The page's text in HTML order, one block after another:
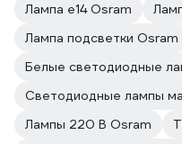
Лампа е14 Osram
Лампа подсветки Osram
Белые светодиодные
Светодиодные лампы
Лампы 220 В Osram